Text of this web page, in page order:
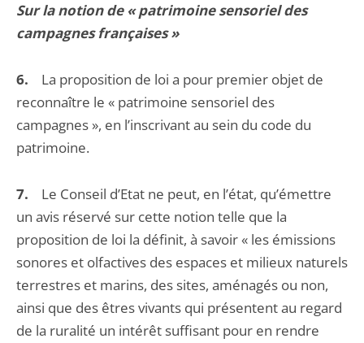
Sur la notion de « patrimoine sensoriel des
campagnes françaises »
6. La proposition de loi a pour premier objet de
reconnaître le « patrimoine sensoriel des
campagnes », en l’inscrivant au sein du code du
patrimoine.
7.
Le Conseil d’Etat ne peut, en l’état, qu’émettre
un avis réservé sur cette notion telle que la
proposition de loi la définit, à savoir « les émissions
sonores et olfactives des espaces et milieux naturels
terrestres et marins, des sites, aménagés ou non,
ainsi que des êtres vivants qui présentent au regard
de la ruralité un intérêt suffisant pour en rendre